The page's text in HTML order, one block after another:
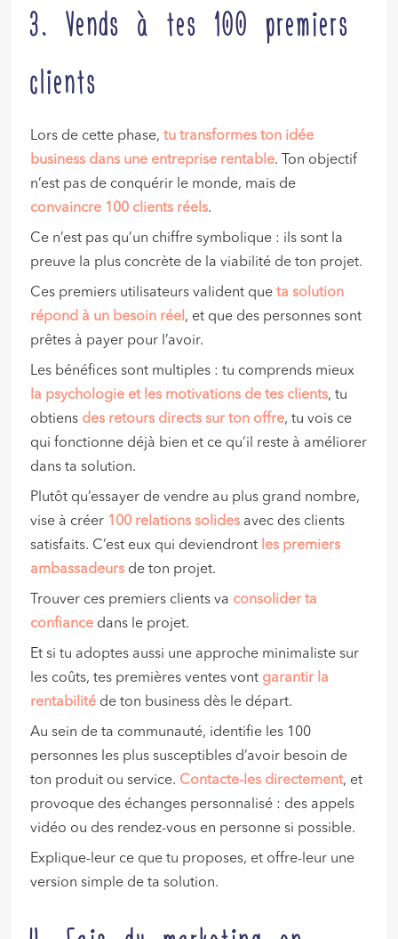
3. Vends à tes 100 premiers
clients
Lors de cette phase,tu transformes ton idée
business dans une entreprise rentable. Ton objectif
n’est pas de conquérir le monde, mais de
convaincre 100 clients réels.
Ce n’est pas qu’un chiffre symbolique : ils sont la
preuve la plus concrète de la viabilité de ton projet.
Ces premiers utilisateurs valident queta solution
répond à un besoin réel , et que des personnes sont
prêtes à payer pour l’avoir.
Les bénéfices sont multiples : tu comprends mieux
la psychologie et les motivations de tes clients, tu
obtiens des retours directs sur ton offre, tu vois ce
qui fonctionne déjà bien et ce qu’il reste à améliorer
dans ta solution.
Plutôt qu’essayer de vendre au plus grand nombre,
vise à créer 100 relations solides avec des clients
satisfaits. C’est eux qui deviendront les premiers
ambassadeurs de ton projet.
Trouver ces premiers clients va consolider ta
confiance dans le projet.
Et si tu adoptes aussi une approche minimaliste sur
les coûts, tes premières ventes vont garantir la
rentabilité de ton business dès le départ.
Au sein de ta communauté, identifie les 100
personnes les plus susceptibles d’avoir besoin de
ton produit ou service. Contacte-les directement, et
provoque des échanges personnalisé : des appels
vidéo ou des rendez-vous en personne si possible.
Explique-leur ce que tu proposes, et offre-leur une
version simple de ta solution.